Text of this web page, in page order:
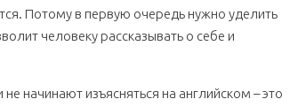
Потому в первую очередь нужно уделить
человеку рассказывать о себе и
начинают изъясняться на английском – это